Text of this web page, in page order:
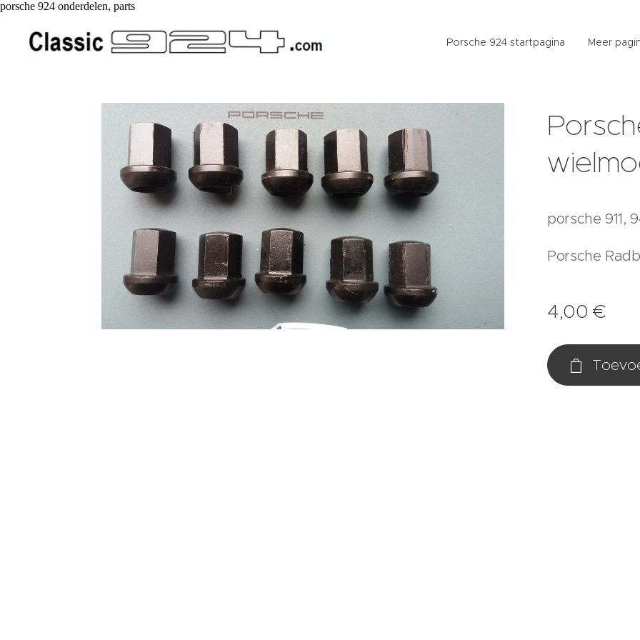
porsche 924 onderdelen, parts
Porsche 924 startpagina Meer
porsche 911,
Porsche
4,00 €